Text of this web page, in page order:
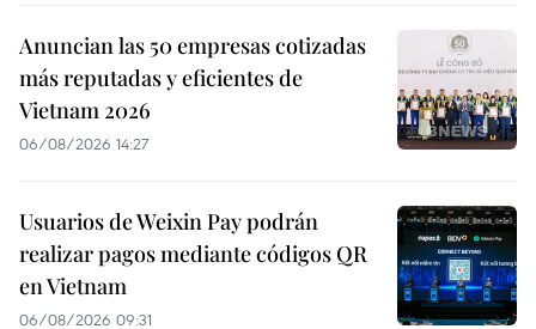
Anuncian las 50 empresas cotizadas
más reputadas y eficientes de
Vietnam 2026
06/08/2026 14:27
Usuarios de Weixin Pay podrán
realizar pagos mediante códigos QR
en Vietnam
06/08/2026 09:31